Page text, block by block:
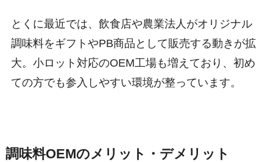
とくに最近では、飲食店や農業法人がオリジナル
調味料をギフトやPB商品として販売する動きが拡
大。小ロット対応のOEM工場も増えており、初め
ての方でも参入しやすい環境が整っています。
調味料OEMのメリット・デメリット